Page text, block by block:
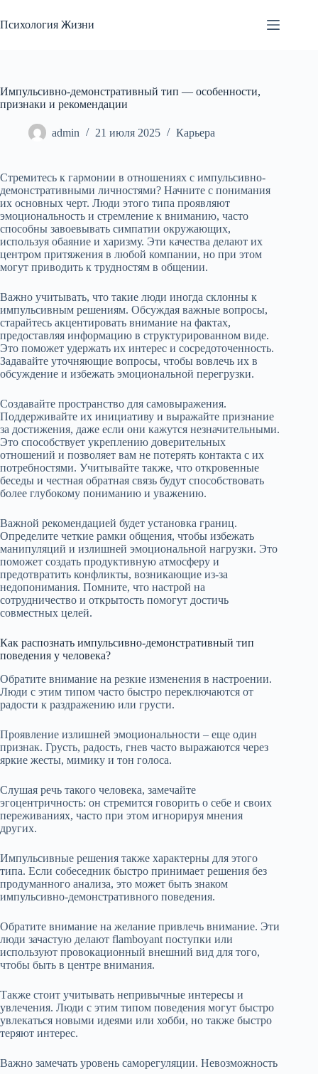
к
сути
Психология Жизни
Импульсивно-демонстративный тип — особенности,
признаки и рекомендации
admin 21 июля 2025 Карьера
Стремитесь к гармонии в отношениях с импульсивно-
демонстративными личностями? Начните с понимания
их основных черт. Люди этого типа проявляют
эмоциональность и стремление к вниманию, часто
способны завоевывать симпатии окружающих,
используя обаяние и харизму. Эти качества делают их
центром притяжения в любой компании, но при этом
могут приводить к трудностям в общении.
Важно учитывать, что такие люди иногда склонны к
импульсивным решениям. Обсуждая важные вопросы,
старайтесь акцентировать внимание на фактах,
предоставляя информацию в структурированном виде.
Это поможет удержать их интерес и сосредоточенность.
Задавайте уточняющие вопросы, чтобы вовлечь их в
обсуждение и избежать эмоциональной перегрузки.
Создавайте пространство для самовыражения.
Поддерживайте их инициативу и выражайте признание
за достижения, даже если они кажутся незначительными.
Это способствует укреплению доверительных
отношений и позволяет вам не потерять контакта с их
потребностями. Учитывайте также, что откровенные
беседы и честная обратная связь будут способствовать
более глубокому пониманию и уважению.
Важной рекомендацией будет установка границ.
Определите четкие рамки общения, чтобы избежать
манипуляций и излишней эмоциональной нагрузки. Это
поможет создать продуктивную атмосферу и
предотвратить конфликты, возникающие из-за
недопонимания. Помните, что настрой на
сотрудничество и открытость помогут достичь
совместных целей.
Как распознать импульсивно-демонстративный тип
поведения у человека?
Обратите внимание на резкие изменения в настроении.
Люди с этим типом часто быстро переключаются от
радости к раздражению или грусти.
Проявление излишней эмоциональности – еще один
признак. Грусть, радость, гнев часто выражаются через
яркие жесты, мимику и тон голоса.
Слушая речь такого человека, замечайте
эгоцентричность: он стремится говорить о себе и своих
переживаниях, часто при этом игнорируя мнения
других.
Импульсивные решения также характерны для этого
типа. Если собеседник быстро принимает решения без
продуманного анализа, это может быть знаком
импульсивно-демонстративного поведения.
Обратите внимание на желание привлечь внимание. Эти
люди зачастую делают flamboyant поступки или
используют провокационный внешний вид для того,
чтобы быть в центре внимания.
Также стоит учитывать непривычные интересы и
увлечения. Люди с этим типом поведения могут быстро
увлекаться новыми идеями или хобби, но также быстро
теряют интерес.
Важно замечать уровень саморегуляции. Невозможность